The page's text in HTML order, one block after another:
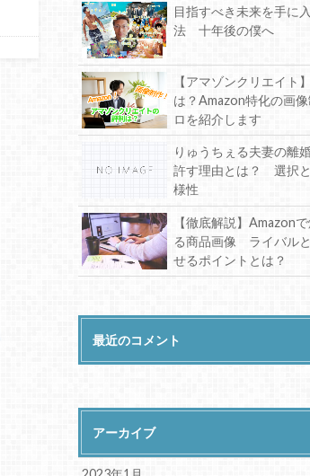
目指すべき未来を手に
法 十年後の僕へ
【アマゾンクリエイト
は？Amazon特化の画
ロを紹介します
りゅうちぇる夫妻の離
許す理由とは？ 選択
様性
【徹底解説】Amazon
る商品画像 ライバル
せるポイントとは？
最近のコメント
アーカイブ